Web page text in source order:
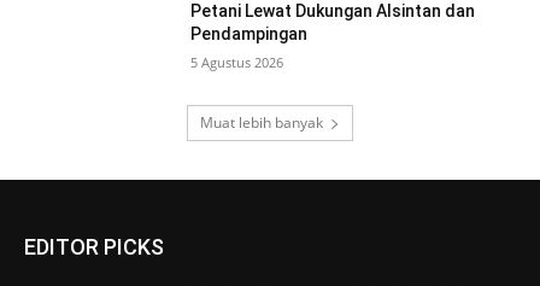
Petani Lewat Dukungan Alsintan dan
Pendampingan
5 Agustus 2026
Muat lebih banyak
EDITOR PICKS